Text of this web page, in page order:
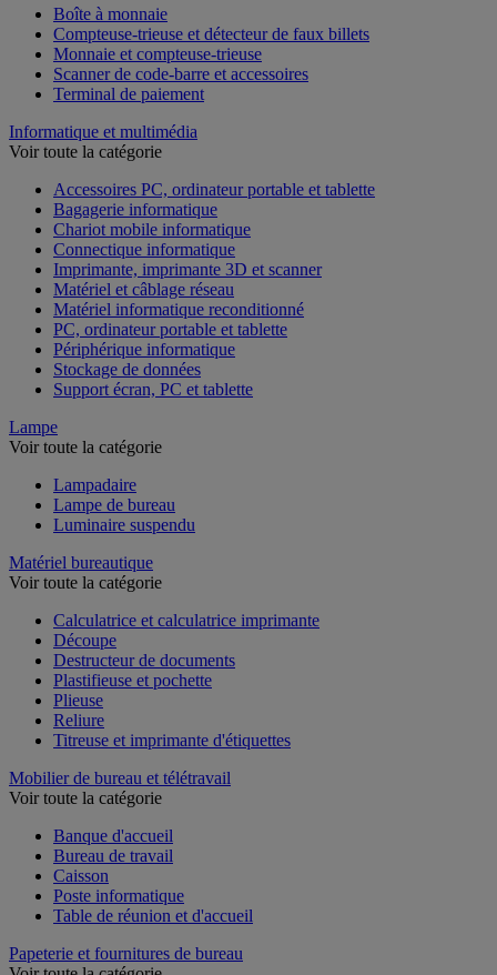
Boîte à monnaie
Compteuse-trieuse et détecteur de faux billets
Monnaie et compteuse-trieuse
Scanner de code-barre et accessoires
Informatique et multimédia
Accessoires PC, ordinateur portable et tablette
Bagagerie informatique
Chariot mobile informatique
Connectique informatique
Imprimante, imprimante 3D et scanner
Matériel et câblage réseau
Matériel informatique reconditionné
PC, ordinateur portable et tablette
Périphérique informatique
Stockage de données
Lampe
Lampadaire
Lampe de bureau
Matériel bureautique
Calculatrice et calculatrice imprimante
Découpe
Destructeur de documents
Plastifieuse et pochette
Plieuse
Reliure
Mobilier de bureau et télétravail
Banque d'accueil
Bureau de travail
Caisson
Poste informatique
Papeterie et fournitures de bureau